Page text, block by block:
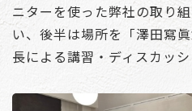
ニターを使った弊社の取り
い、後半は場所を「澤田寫
長による講習・ディスカッシ